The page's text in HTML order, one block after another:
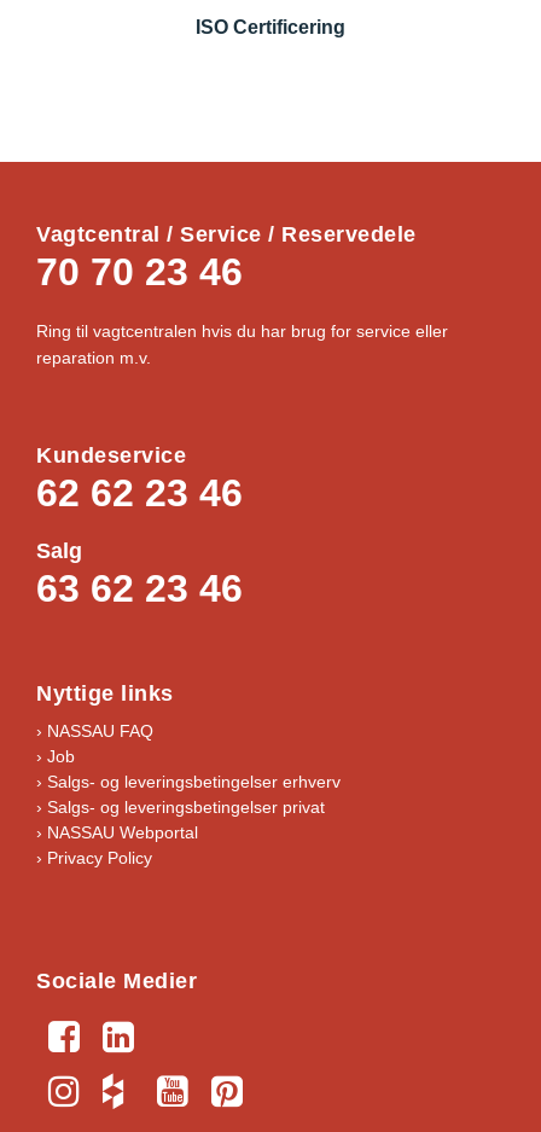
ISO Certificering
Vagtcentral / Service / Reservedele
70 70 23 46
Ring til vagtcentralen hvis du har brug for service eller
reparation m.v.
Kundeservice
62 62 23 46
Salg
63 62 23 46
Nyttige links
› NASSAU FAQ
› Job
› Salgs- og leveringsbetingelser erhverv
› Salgs- og leveringsbetingelser privat
› NASSAU Webportal
› Privacy Policy
Sociale Medier